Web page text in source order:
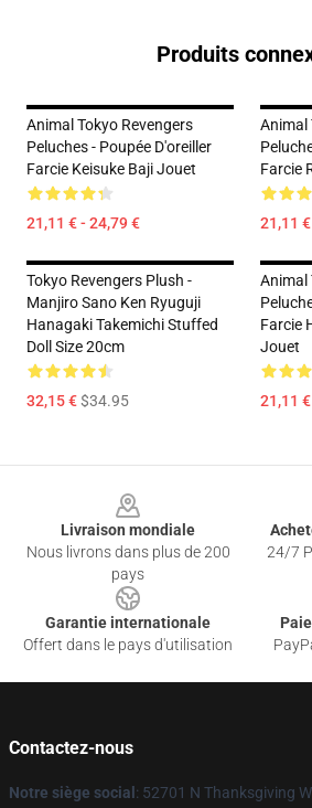
Produits
Animal Tokyo Revengers
Peluches - Poupée D'oreiller
Farcie Keisuke Baji Jouet
21,11 € - 24,79 €
Animal
Farcie
21,11
Tokyo Revengers Plush -
Manjiro Sano Ken Ryuguji
Hanagaki Takemichi Stuffed
Doll Size 20cm
32,15 €$34.95
Animal
Farcie
Jouet
21,11
Livraison mondiale
Nous livrons dans plus de 200
pays
24/7
Garantie internationale
Offert dans le pays d'utilisation
Contactez-nous
Notre siège social : 52701 N Thanksgiving